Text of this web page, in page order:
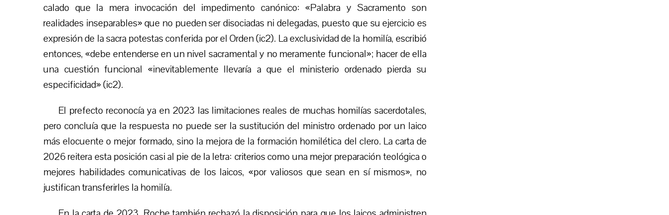
calado que la mera invocación del impedimento canónico: «Palabra y Sacramento son
realidades inseparables» que no pueden ser disociadas ni delegadas, puesto que su ejercicio es
expresión de la sacra potestas conferida por el Orden (ic2). La exclusividad de la homilía, escribió
entonces, «debe entenderse en un nivel sacramental y no meramente funcional»; hacer de ella
una cuestión funcional «inevitablemente llevaría a que el ministerio ordenado pierda su
especificidad» (ic2).
El prefecto reconocía ya en 2023 las limitaciones reales de muchas homilías sacerdotales,
pero concluía que la respuesta no puede ser la sustitución del ministro ordenado por un laico
más elocuente o mejor formado, sino la mejora de la formación homilética del clero. La carta de
2026 reitera esta posición casi al pie de la letra: criterios como una mejor preparación teológica o
mejores habilidades comunicativas de los laicos, «por valiosos que sean en sí mismos», no
justifican transferirles la homilía.